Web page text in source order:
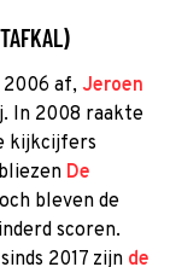
2006 af, Jeroen
In 2008 raakte
kijkcijfers
De
bleven de
scoren.
2017 zijn de